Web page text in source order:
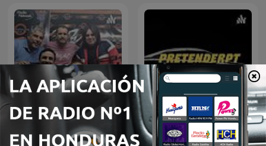
LOS TEMPLARIOS...
programa Radial
Ricardo Vicente